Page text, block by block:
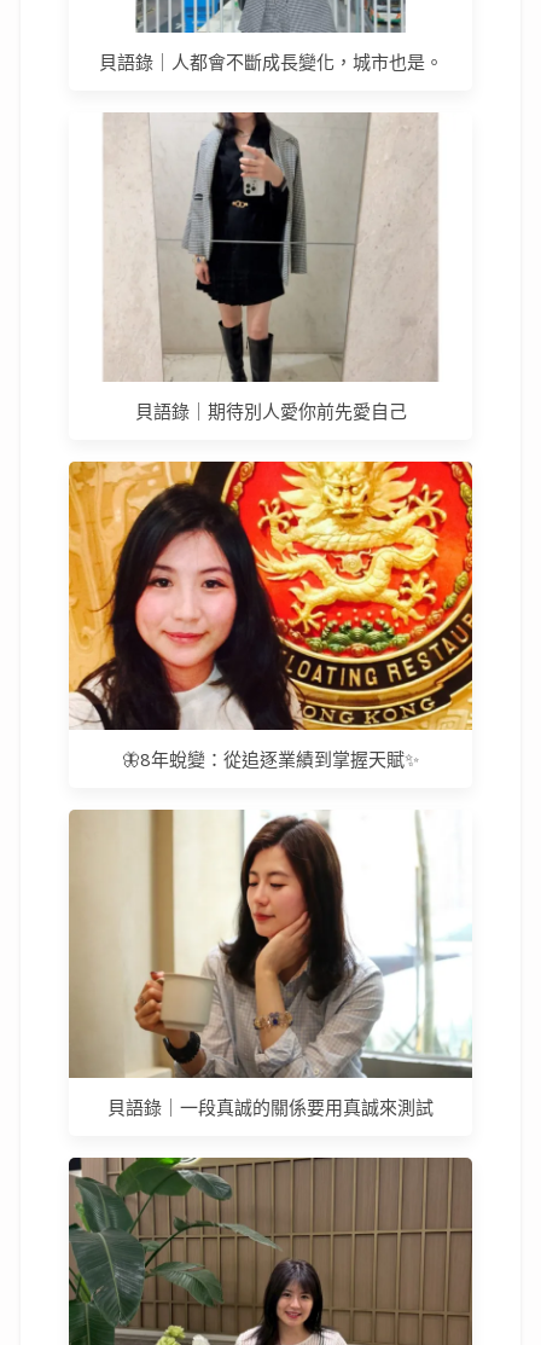
貝語錄｜人都會不斷成長變化，城市也是。
貝語錄｜期待別人愛你前先愛自己
🦋8年蛻變：從追逐業績到掌握天賦✨
貝語錄｜一段真誠的關係要用真誠來測試